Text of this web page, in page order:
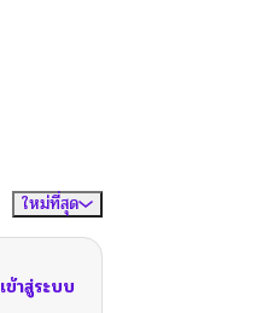
ใหม่ที่สุด
เข้าสู่ระบบ